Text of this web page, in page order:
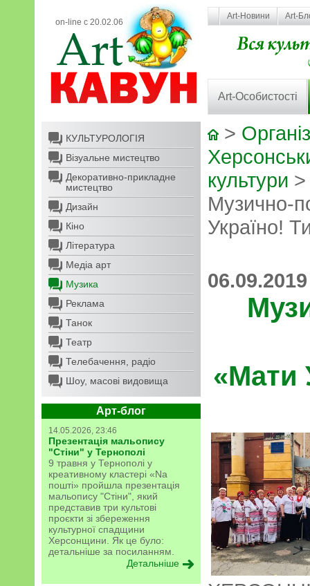
on-line с 20.02.06
Art-Новини Art-
Art-Особистості
КУЛЬТУРОЛОГІЯ
Візуальне мистецтво
Декоративно-прикладне
мистецтво
Дизайн
Кіно
Література
Медіа арт
Музика
Реклама
Танок
Театр
Телебачення, радіо
Шоу, масові видовища
Арт-блог
14.05.2026, 23:46
Презентація мальопису
"Стіни" у Тернополі
9 травня у Тернополі у
креативному кластері «Na
пошті» пройшла презентація
мальопису "Стіни", який
представив три культові
проєкти зі збереження
культурної спадщини
Херсонщини. Як це було:
детальніше за посиланням.
Детальніше
>
культури
Музично-
Україно!
«Мати